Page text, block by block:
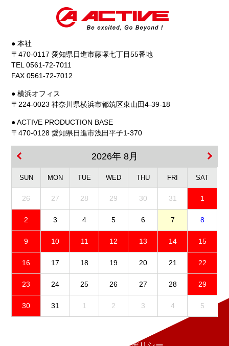
● 本社
〒470-0117 愛知県日進市藤塚七丁目55番地
TEL 0561-72-7011
FAX 0561-72-7012
● 横浜オフィス
〒224-0023 神奈川県横浜市都筑区東山田4-39-18
● ACTIVE PRODUCTION BASE
〒470-0128 愛知県日進市浅田平子1-370
2026年 8月
SUN MON TUE WED THU FRI SAT
26 27 28 29 30 31 1
2 3 4 5 6 7 8
9 10 11 12 13 14 15
16 17 18 19 20 21 22
23 24 25 26 27 28 29
30 31 1 2 3 4 5